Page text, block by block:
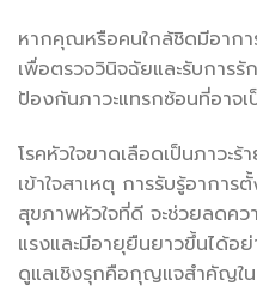
หากคุณหรือคนใกล้ชิดมีอาก
เพื่อตรวจวินิจฉัยและรับการรั
ป้องกันภาวะแทรกซ้อนที่อาจ
โรคหัวใจขาดเลือดเป็นภาวะ
เข้าใจสาเหตุ การรับรู้อาการ
สุขภาพหัวใจที่ดี จะช่วยลดคว
แรงและมีอายุยืนยาวขึ้นได้อ
ดูแลเชิงรุกคือกุญแจสำคัญใ